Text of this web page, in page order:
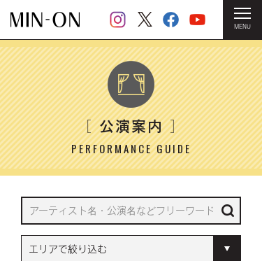
MENU
HOME ＞ 公演案内
［公演案内］
PERFORMANCE GUIDE